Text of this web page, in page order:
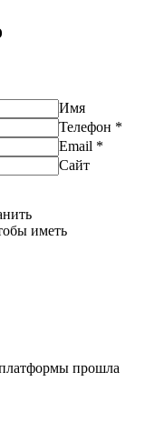
Имя
Телефон *
Email *
Сайт
иметь
прошла